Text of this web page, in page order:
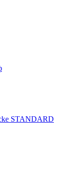
STANDARD